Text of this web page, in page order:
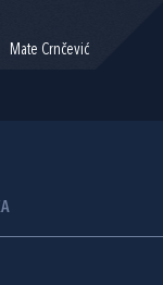
Mate Crnčević